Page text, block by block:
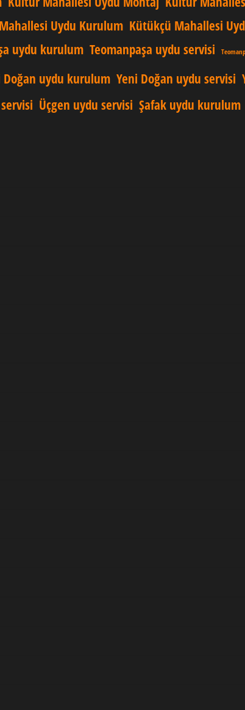
Uydu Kurulum Kütükçü Mahallesi
uydu kurulum Teomanpaşa uydu servisi
Doğan uydu kurulum Yeni Doğan uydu servisi
Üçgen uydu servisi Şafak uydu kurulum